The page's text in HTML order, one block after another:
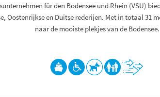
für den Bodensee und Rhein (VSU)
Oostenrijkse en Duitse rederijen. Met in totaal 31
naar de mooiste plekjes van de Bodensee.